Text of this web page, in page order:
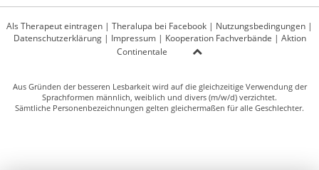
Als Therapeut eintragen | Theralupa bei Facebook | Nutzungsbedingungen |
Datenschutzerklärung| Impressum| Kooperation Fachverbände | Aktion
Continentale
Aus Gründen der besseren Lesbarkeit wird auf die gleichzeitige Verwendung der
Sprachformen männlich, weiblich und divers (m/w/d) verzichtet.
Sämtliche Personenbezeichnungen gelten gleichermaßen für alle Geschlechter.